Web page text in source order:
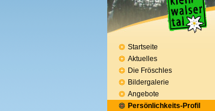
Startseite
Aktuelles
Die Fröschles
Bildergalerie
Angebote
Persönlichkeits-Profil